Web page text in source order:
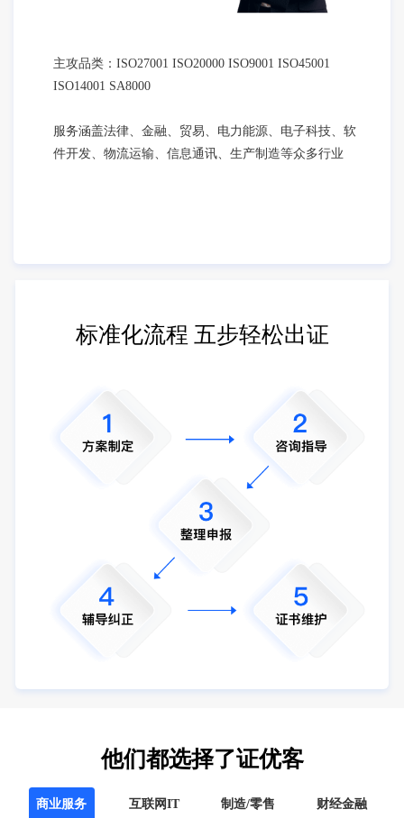
主攻品类：ISO27001 ISO20000 ISO9001 ISO45001
ISO14001 SA8000
服务涵盖法律、金融、贸易、电力能源、电子科技、软
件开发、物流运输、信息通讯、生产制造等众多行业
标准化流程 五步轻松出证
他们都选择了证优客
商业服务 互联网IT 制造/零售 财经金融